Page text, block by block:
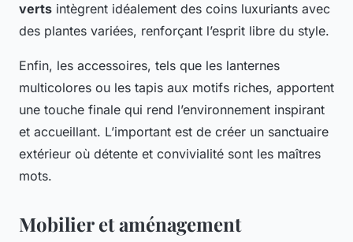
verts intègrent idéalement des coins luxuriants avec
des plantes variées, renforçant l’esprit libre du style.
Enfin, les accessoires, tels que les lanternes
multicolores ou les tapis aux motifs riches, apportent
une touche finale qui rend l’environnement inspirant
et accueillant. L’important est de créer un sanctuaire
extérieur où détente et convivialité sont les maîtres
mots.
Mobilier et aménagement